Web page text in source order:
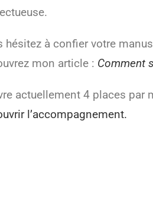
hésitez à confier votre
mon article : Comment
actuellement 4 places
l’accompagnement.